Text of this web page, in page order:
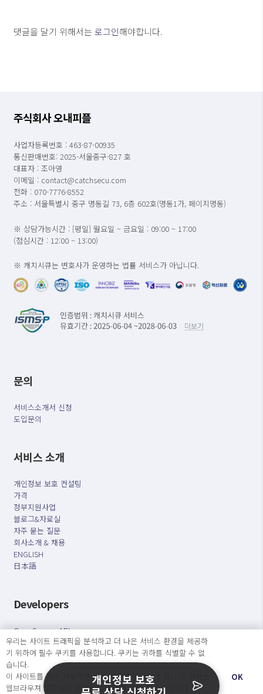
댓글을 달기 위해서는 로그인해야합니다.
주식회사 오내피플
사업자등록번호 : 463-87-00935
통신판매번호: 2025-서울중구-827 호
대표자 : 조아영
이메일 : contact@catchsecu.com
전화 : 070-7776-8552
주소 : 서울특별시 중구 명동길 73, 6층 602호(명동1가, 페이지명동)
※ 상담가능시간 : [평일] 월요일 ~ 금요일 : 09:00 ~ 17:00
(점심시간 : 12:00 ~ 13:00)
※ 캐치시큐는 변호사가 운영하는 법률 서비스가 아닙니다.
문의
서비스소개서 신청
도입문의
서비스 소개
개인정보 보호 컨설팅
가격
정부지원사업
블로그&자료실
자주 묻는 질문
회사소개 & 채용
ENGLISH
日本語
Developers
OpenSource API
오늘보다 더 나은 내일을 만드는 사람들
개인정보처리방침 서비스 이용약관
우리는 사이트 트래픽을 분석하고 더 나은 서비스 환경을 제공하
기 위하여 필수 쿠키를 사용합니다. 쿠키는 귀하를 식별할 수 없
습니다.
이 사이트를 계속 사용하면 쿠키 사용에 동의하게 됩니다. 귀하는
웹브라우져 설정에서 언제든지 쿠키를 삭제 할 수있습니다.
OK
개인정보 보호